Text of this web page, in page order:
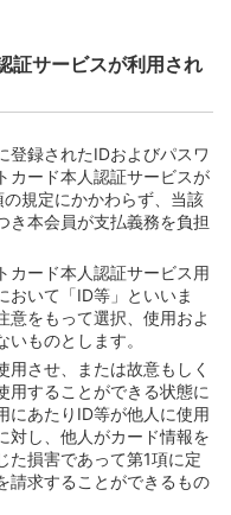
証サービスが利用され
登録されたIDおよびパスワ
カード本人認証サービスが
規定にかかわらず、当該
き本会員が支払義務を負担
カード本人認証サービス用
おいて「ID等」といいま
意をもって選択、使用およ
ものとします。
させ、または故意もしく
用することができる状態に
にあたりID等が他人に使用
対し、他人がカード情報を
た損害であって第1項に定
請求することができるもの